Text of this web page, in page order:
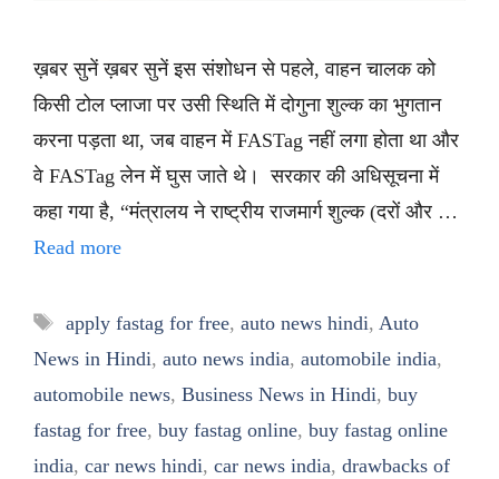
ख़बर सुनें ख़बर सुनें इस संशोधन से पहले, वाहन चालक को
किसी टोल प्लाजा पर उसी स्थिति में दोगुना शुल्क का भुगतान
करना पड़ता था, जब वाहन में FASTag नहीं लगा होता था और
वे FASTag लेन में घुस जाते थे। सरकार की अधिसूचना में
कहा गया है, “मंत्रालय ने राष्ट्रीय राजमार्ग शुल्क (दरों और …
Read more
Tags
apply fastag for free, auto news hindi, Auto
News in Hindi, auto news india, automobile india,
automobile news, Business News in Hindi, buy
fastag for free, buy fastag online, buy fastag online
india, car news hindi, car news india, drawbacks of